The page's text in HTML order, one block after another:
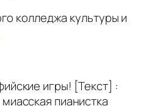
колледжа культуры и
игры! [Текст] :
пианистка